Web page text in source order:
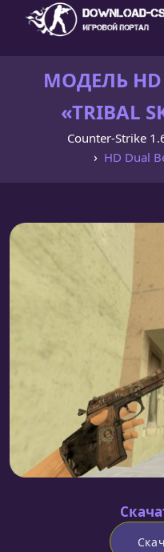
МОДЕЛЬ HD
«TRIBAL
Counter-Strike
HD Dual